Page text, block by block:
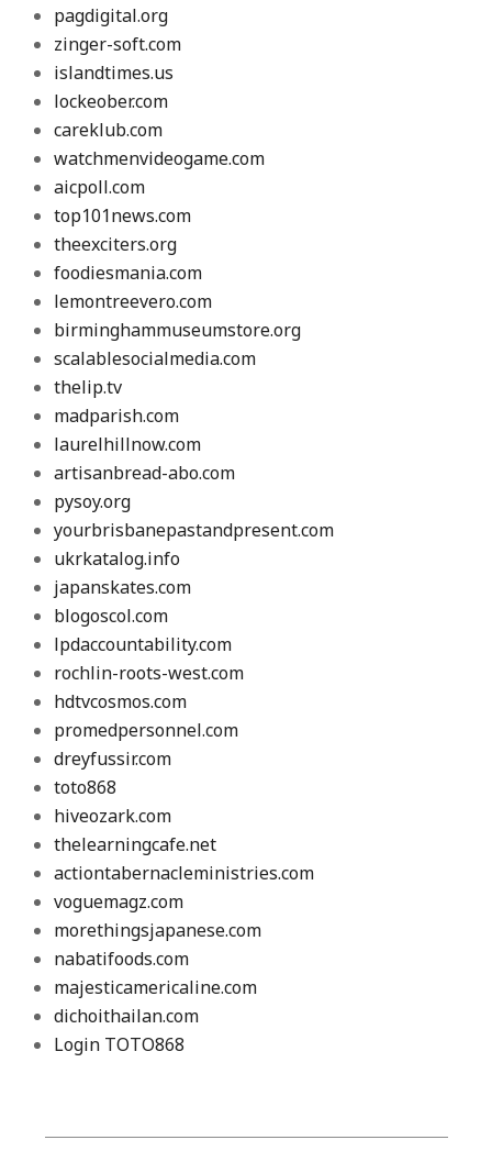
pagdigital.org
zinger-soft.com
islandtimes.us
lockeober.com
careklub.com
watchmenvideogame.com
aicpoll.com
top101news.com
theexciters.org
foodiesmania.com
lemontreevero.com
birminghammuseumstore.org
scalablesocialmedia.com
thelip.tv
madparish.com
laurelhillnow.com
artisanbread-abo.com
pysoy.org
yourbrisbanepastandpresent.com
ukrkatalog.info
japanskates.com
blogoscol.com
lpdaccountability.com
rochlin-roots-west.com
hdtvcosmos.com
promedpersonnel.com
dreyfussir.com
toto868
hiveozark.com
thelearningcafe.net
actiontabernacleministries.com
voguemagz.com
morethingsjapanese.com
nabatifoods.com
majesticamericaline.com
dichoithailan.com
Login TOTO868